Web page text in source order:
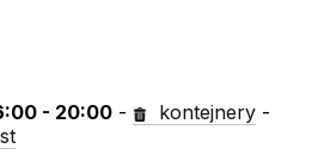
- 20:00 - kontejnery -